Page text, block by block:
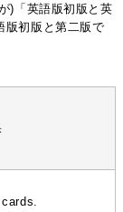
)「英語版初版と英
版初版と第二版で